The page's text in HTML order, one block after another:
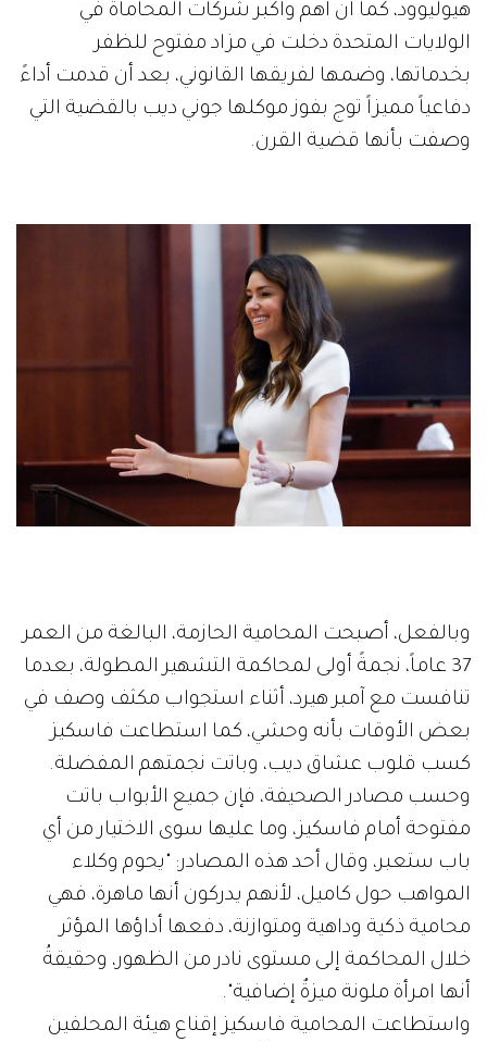
هيوليوود، كما أن أهم وأكبر شركات المحاماة في
الولايات المتحدة دخلت في مزاد مفتوح للظفر
بخدماتها، وضمها لفريقها القانوني، بعد أن قدمت أداءً
دفاعياً مميزاً توج بفوز موكلها جوني ديب بالقضية التي
وصفت بأنها قضية القرن.
وبالفعل، أصبحت المحامية الحازمة، البالغة من العمر
37 عاماً، نجمةً أولى لمحاكمة التشهير المطولة، بعدما
تنافست مع آمبر هيرد، أثناء استجواب مكثف وصف في
بعض الأوقات بأنه وحشي، كما استطاعت فاسكيز
كسب قلوب عشاق ديب، وباتت نجمتهم المفضلة.
وحسب مصادر الصحيفة، فإن جميع الأبواب باتت
مفتوحة أمام فاسكيز، وما عليها سوى الاختيار من أي
باب ستعبر، وقال أحد هذه المصادر: "يحوم وكلاء
المواهب حول كاميل، لأنهم يدركون أنها ماهرة، فهي
محامية ذكية وداهية ومتوازنة، دفعها أداؤها المؤثر
خلال المحاكمة إلى مستوى نادر من الظهور، وحقيقةُ
أنها امرأة ملونة ميزةٌ إضافية".
واستطاعت المحامية فاسكيز إقناع هيئة المحلفين